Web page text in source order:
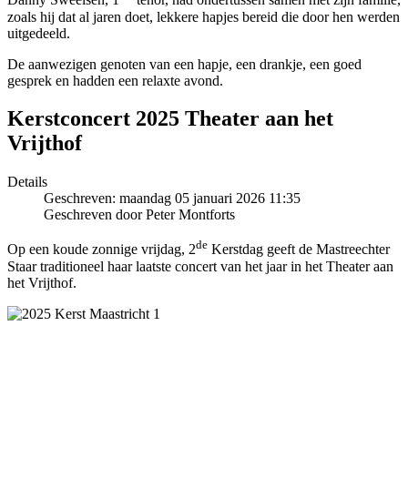
zoals hij dat al jaren doet, lekkere hapjes bereid die door hen werden
uitgedeeld.
De aanwezigen genoten van een hapje, een drankje, een goed
gesprek en hadden een relaxte avond.
Kerstconcert 2025 Theater aan het
Vrijthof
Details
Geschreven: maandag 05 januari 2026 11:35
Geschreven door Peter Montforts
Op een koude zonnige vrijdag, 2de Kerstdag geeft de Mastreechter
Staar traditioneel haar laatste concert van het jaar in het Theater aan
het Vrijthof.